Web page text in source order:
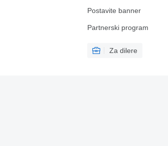
Postavite banner
Partnerski program
Za dilere